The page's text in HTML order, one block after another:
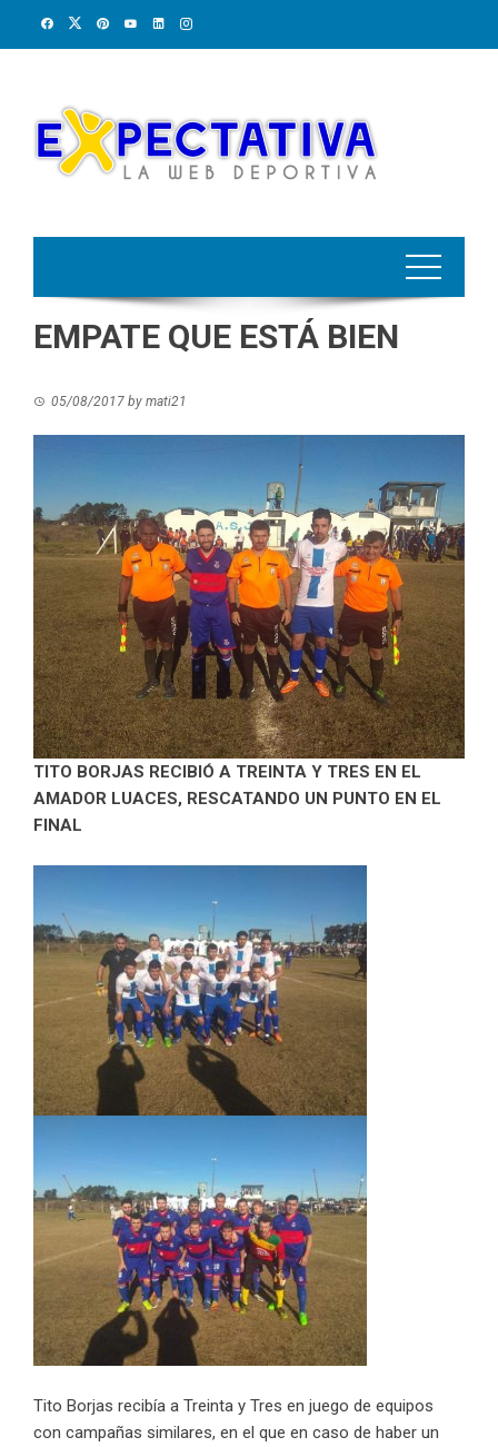
EMPATE QUE ESTÁ BIEN
05/08/2017 by mati21
TITO BORJAS RECIBIÓ A TREINTA Y TRES EN EL
AMADOR LUACES, RESCATANDO UN PUNTO EN EL
FINAL
Tito Borjas recibía a Treinta y Tres en juego de equipos
con campañas similares, en el que en caso de haber un